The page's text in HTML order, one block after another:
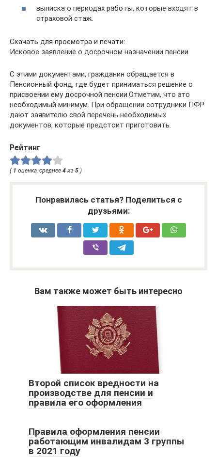
выписка о периодах работы, которые входят в
страховой стаж.
Скачать для просмотра и печати:
Исковое заявление о досрочном назначении пенсии
С этими документами, гражданин обращается в
Пенсионный фонд, где будет приниматься решение о
присвоении ему досрочной пенсии.Отметим, что это
необходимый минимум. При обращении сотрудники ПФР
дают заявителю свой перечень необходимых
документов, которые предстоит приготовить.
Рейтинг
( 1 оценка, среднее 4 из 5 )
Понравилась статья? Поделиться с
друзьями:
Вам также может быть интересно
Второй список вредности на
производстве для пенсии и
правила его оформления
Правила оформления пенсии
работающим инвалидам 3 группы
в 2021 году